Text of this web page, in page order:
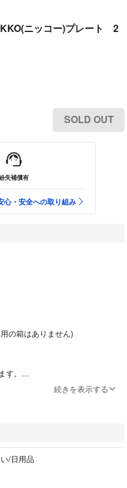
ニッコー)プレート 2
SOLD OUT
失補償有
心・安全への取り組み
の箱はありません)
。
せんm(_ _)m
購入をお控え下さい。
続きを表示する
/日用品